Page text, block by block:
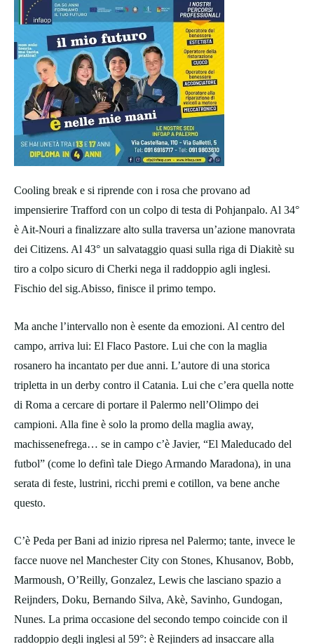
Cooling break e si riprende con i rosa che provano ad
impensierire Trafford con un colpo di testa di Pohjanpalo. Al 34°
è Ait-Nouri a finalizzare alto sulla traversa un’azione manovrata
dei Citizens. Al 43° un salvataggio quasi sulla riga di Diakitè su
tiro a colpo sicuro di Cherki nega il raddoppio agli inglesi.
Fischio del sig.Abisso, finisce il primo tempo.
Ma anche l’intervallo non è esente da emozioni. Al centro del
campo, arriva lui: El Flaco Pastore. Lui che con la maglia
rosanero ha incantato per due anni. L’autore di una storica
tripletta in un derby contro il Catania. Lui che c’era quella notte
di Roma a cercare di portare il Palermo nell’Olimpo dei
campioni. Alla fine è solo la promo della maglia away,
machissenefrega… se in campo c’è Javier, “El Maleducado del
futbol” (come lo definì tale Diego Armando Maradona), in una
serata di feste, lustrini, ricchi premi e cotillon, va bene anche
questo.
C’è Peda per Bani ad inizio ripresa nel Palermo; tante, invece le
facce nuove nel Manchester City con Stones, Khusanov, Bobb,
Marmoush, O’Reilly, Gonzalez, Lewis che lasciano spazio a
Reijnders, Doku, Bernando Silva, Akè, Savinho, Gundogan,
Nunes. La prima occasione del secondo tempo coincide con il
raddoppio degli inglesi al 59°: è Rejinders ad insaccare alla